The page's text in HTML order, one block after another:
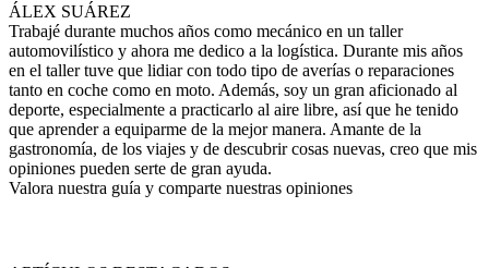
ÁLEX SUÁREZ
Trabajé durante muchos años como mecánico en un taller
automovilístico y ahora me dedico a la logística. Durante mis años
en el taller tuve que lidiar con todo tipo de averías o reparaciones
tanto en coche como en moto. Además, soy un gran aficionado al
deporte, especialmente a practicarlo al aire libre, así que he tenido
que aprender a equiparme de la mejor manera. Amante de la
gastronomía, de los viajes y de descubrir cosas nuevas, creo que mis
opiniones pueden serte de gran ayuda.
Valora nuestra guía y comparte nuestras opiniones